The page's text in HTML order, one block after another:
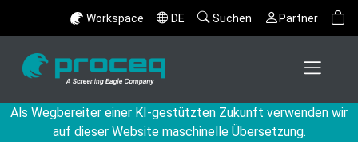
Workspace DE Suchen Partner
Als Wegbereiter einer KI-gestützten Zukunft verwenden wir
auf dieser Website maschinelle Übersetzung.